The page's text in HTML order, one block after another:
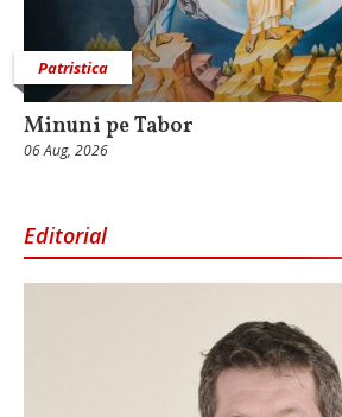
Patristica
Minuni pe Tabor
06 Aug, 2026
Editorial